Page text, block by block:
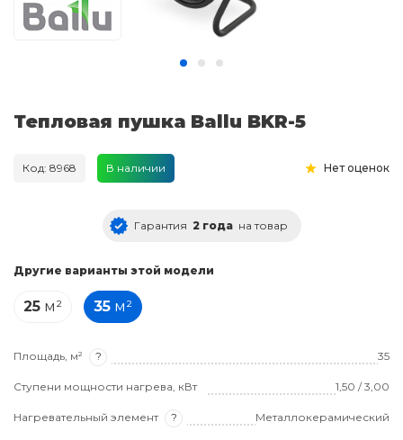
Тепловая пушка Ballu BKR-5
Код: 8968 В наличии Нет оценок
Гарантия 2 года на товар
Другие варианты этой модели
25 м² 35 м²
Площадь, м² ? 35
Ступени мощности нагрева, кВт 1,50 / 3,00
Нагревательный элемент ? Металлокерамический